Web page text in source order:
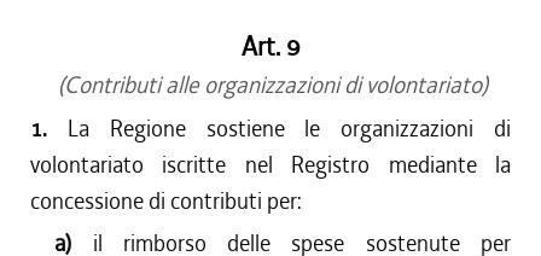
Art. 9
(Contributi alle organizzazioni di volontariato)
1. La Regione sostiene le organizzazioni di
volontariato iscritte nel Registro mediante la
concessione di contributi per:
a) il rimborso delle spese sostenute per